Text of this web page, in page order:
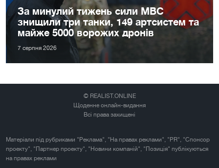
За минулий тижень сили МВС
знищили три танки, 149 артсистем та
майже 5000 ворожих дронів
7 серпня 2026
© REALIST.ONLINE
Щоденне онлайн-видання
Всі права захищені
Матеріали під рубриками "Реклама", "На правах реклами", "PR", "Спонсор
проекту", "Партнер проекту", "Новини компаній", "Позиція" публікуються
на правах реклами